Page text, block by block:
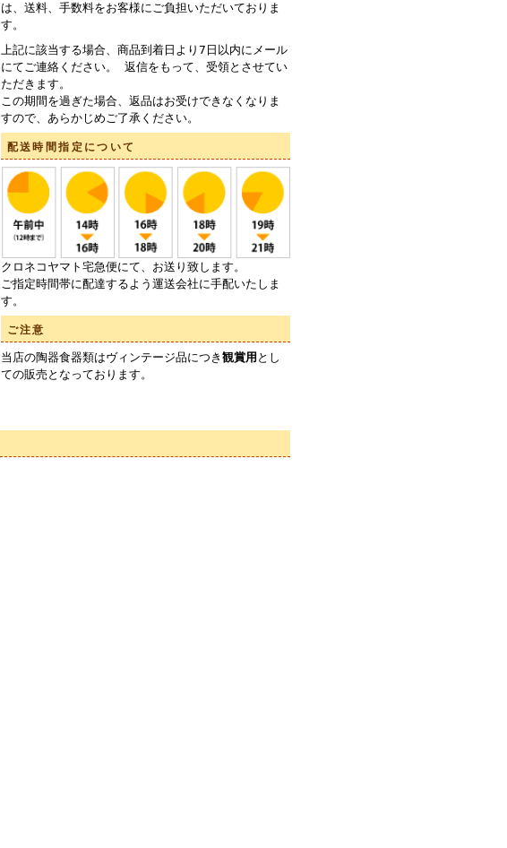
は、送料、手数料をお客様にご負担いただいておりま
す。
上記に該当する場合、商品到着日より7日以内にメール
にてご連絡ください。 返信をもって、受領とさせてい
ただきます。
この期間を過ぎた場合、返品はお受けできなくなりま
すので、あらかじめご了承ください。
配送時間指定について
クロネコヤマト宅急便にて、お送り致します。
ご指定時間帯に配達するよう運送会社に手配いたしま
す。
ご注意
当店の陶器食器類はヴィンテージ品につき 観賞用 とし
ての販売となっております。